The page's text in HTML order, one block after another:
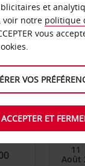
autre agence de
DATE
et
voir notre politique
vous
VOS
ACCEPTER ET